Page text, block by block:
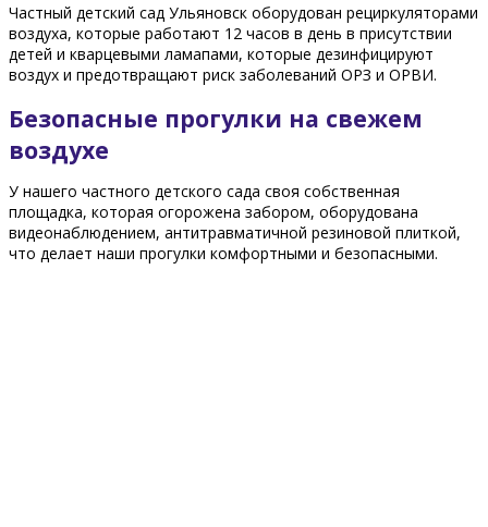
Частный детский сад Ульяновск оборудован рециркуляторами
воздуха, которые работают 12 часов в день в присутствии
детей и кварцевыми ламапами, которые дезинфицируют
воздух и предотвращают риск заболеваний ОРЗ и ОРВИ.
Безопасные прогулки на свежем
воздухе
У нашего частного детского сада своя собственная
площадка, которая огорожена забором, оборудована
видеонаблюдением, антитравматичной резиновой плиткой,
что делает наши прогулки комфортными и безопасными.